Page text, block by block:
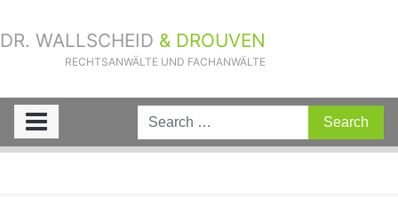
DR. WALLSCHEID & DROUVEN
RECHTSANWÄLTE UND FACHANWÄLTE
Sie sind hier: Aktuelle Fälle»
Abmahnung wegen Verletzung der
Wortmarke „Hannover 96“ durch BLUEPORT LEGAL